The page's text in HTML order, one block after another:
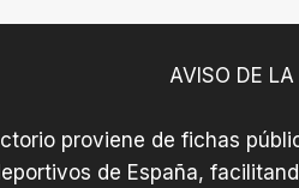
AVISO DE
proviene de fichas
de España,